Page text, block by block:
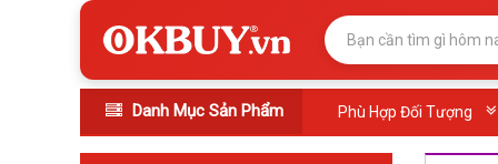
Danh Mục Sản Phẩm Phù Hợp Đối Tượng